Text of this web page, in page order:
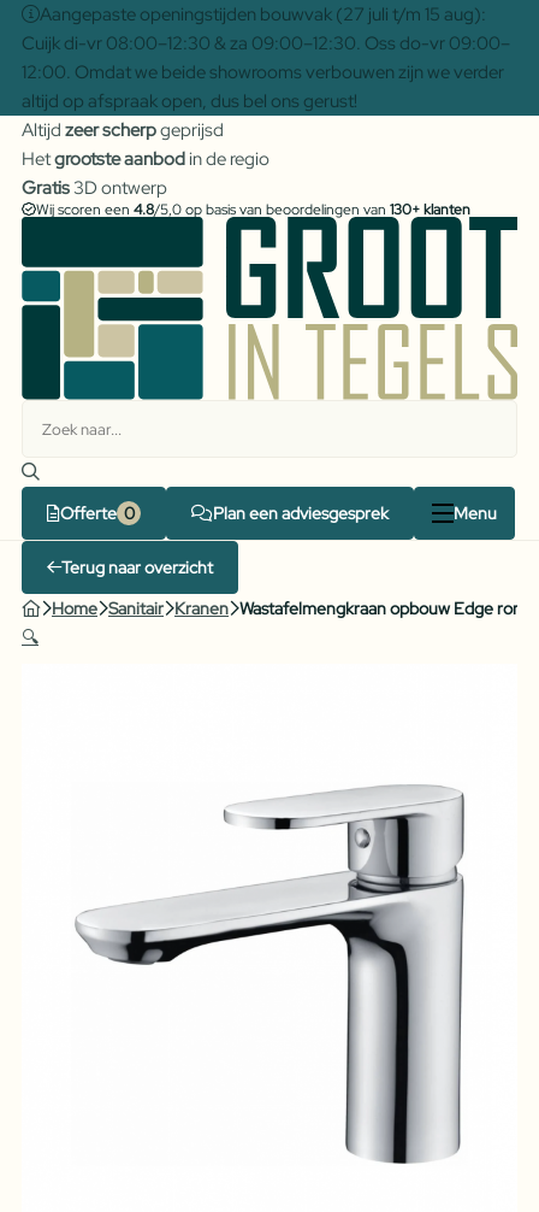
Aangepaste openingstijden bouwvak (27 juli t/m 15 aug):
Cuijk di-vr 08:00–12:30 & za 09:00–12:30. Oss do-vr 09:00–
12:00. Omdat we beide showrooms verbouwen zijn we verder
altijd op afspraak open, dus bel ons gerust!
Altijd zeer scherpgeprijsd
Hetgrootste aanbodin de regio
Gratis3D ontwerp
Wij scoren een 4.8/5,0 op basis van beoordelingen van 130+ klanten
Offerte Plan een adviesgesprek Menu
Terug naar overzicht
Home Sanitair Kranen Wastafelmengkraan opbouw Edge rond
🔍